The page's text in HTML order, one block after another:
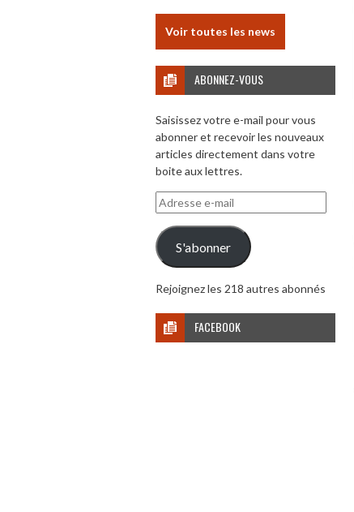
Voir toutes les news
ABONNEZ-VOUS
Saisissez votre e-mail pour vous
abonner et recevoir les nouveaux
articles directement dans votre
boite aux lettres.
Adresse
e-
mail
S'abonner
Rejoignez les 218 autres abonnés
FACEBOOK